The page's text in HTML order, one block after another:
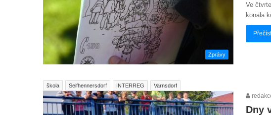
Zprávy
Ve
konala
škola Seifhennersdorf INTERREG Varnsdorf
Dny